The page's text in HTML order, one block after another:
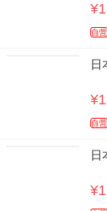
自营
日
自营
日